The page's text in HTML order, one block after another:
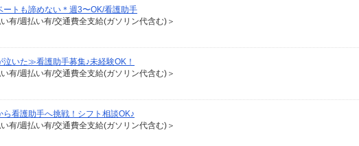
ートも諦めない＊週3〜OK/看護助手
/週払い有/交通費全支給(ガソリン代含む)＞
いた≫看護助手募集♪未経験OK！
/週払い有/交通費全支給(ガソリン代含む)＞
看護助手へ挑戦！シフト相談OK♪
/週払い有/交通費全支給(ガソリン代含む)＞